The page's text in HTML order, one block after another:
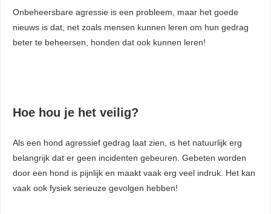
Onbeheersbare agressie is een probleem, maar het goede
nieuws is dat, net zoals mensen kunnen leren om hun gedrag
beter te beheersen, honden dat ook kunnen leren!
Hoe hou je het veilig?
Als een hond agressief gedrag laat zien, is het natuurlijk erg
belangrijk dat er geen incidenten gebeuren. Gebeten worden
door een hond is pijnlijk en maakt vaak erg veel indruk. Het kan
vaak ook fysiek serieuze gevolgen hebben!